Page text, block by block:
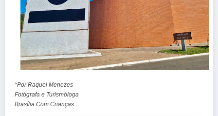
*Por Raquel Menezes
Fotógrafa e Turismóloga
Brasília Com Crianças